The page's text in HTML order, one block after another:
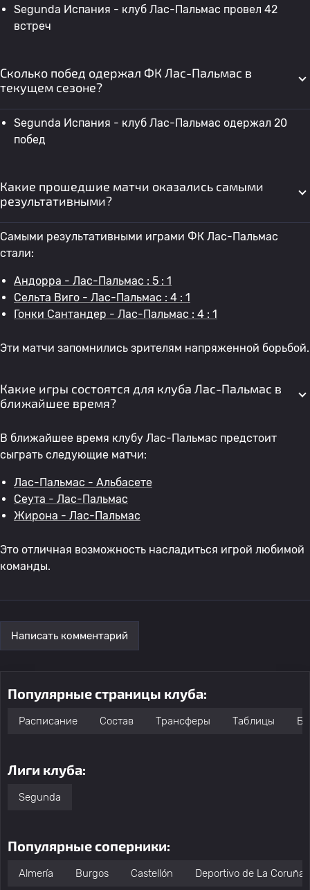
Segunda Испания - клуб Лас-Пальмас провел 42
встреч
Сколько побед одержал ФК Лас-Пальмас в
текущем сезоне?
Segunda Испания - клуб Лас-Пальмас одержал 20
побед
Какие прошедшие матчи оказались самыми
результативными?
Самыми результативными играми ФК Лас-Пальмас
стали:
Андорра - Лас-Пальмас : 5 : 1
Сельта Виго - Лас-Пальмас : 4 : 1
Гонки Сантандер - Лас-Пальмас : 4 : 1
Эти матчи запомнились зрителям напряженной борьбой.
Какие игры состоятся для клуба Лас-Пальмас в
ближайшее время?
В ближайшее время клубу Лас-Пальмас предстоит
сыграть следующие матчи:
Лас-Пальмас - Альбасете
Сеута - Лас-Пальмас
Жирона - Лас-Пальмас
Это отличная возможность насладиться игрой любимой
команды.
Написать комментарий
Популярные страницы клуба:
Расписание Состав Трансферы Таблицы
Лиги клуба:
Segunda
Популярные соперники:
Almería Burgos Castellón Deportivo de La Coruña